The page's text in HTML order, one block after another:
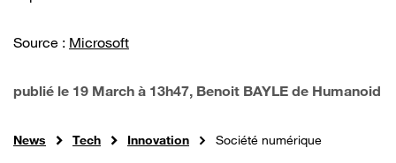
Source : Microsoft
publié le 19 March à 13h47, Benoit BAYLE de Humanoid
News Tech Innovation Société numérique